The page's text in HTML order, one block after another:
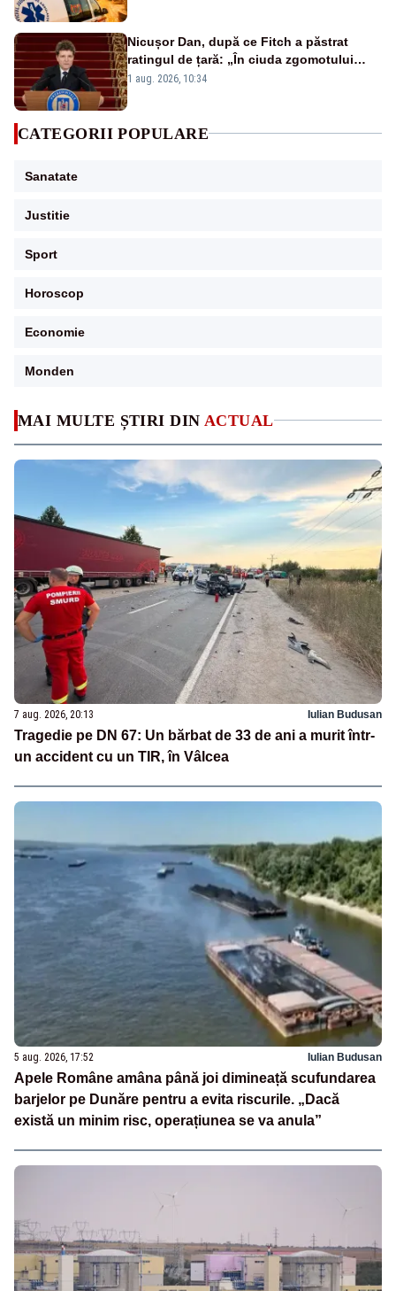
MAI MULTE ȘTIRI DIN ACTUAL
7 aug. 2026, 20:13 Iulian Budusan
Tragedie pe DN 67: Un bărbat de 33 de ani a murit într-
un accident cu un TIR, în Vâlcea
5 aug. 2026, 17:52 Iulian Budusan
Apele Române amâna până joi dimineață scufundarea
barjelor pe Dunăre pentru a evita riscurile. „Dacă
există un minim risc, operațiunea se va anula”
Nicușor Dan, după ce Fitch a păstrat
ratingul de țară: „În ciuda zgomotului
politic, România funcționează”
1 aug. 2026, 10:34
CATEGORII POPULARE
Sanatate
Justitie
Sport
Horoscop
Economie
Monden